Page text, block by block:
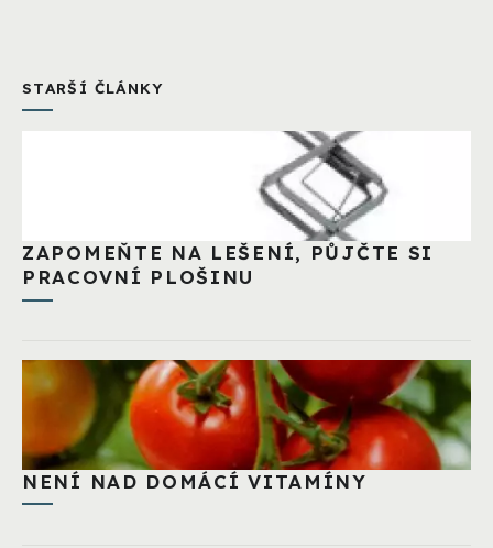
STARŠÍ ČLÁNKY
ZAPOMEŇTE NA LEŠENÍ, PŮJČTE SI
PRACOVNÍ PLOŠINU
NENÍ NAD DOMÁCÍ VITAMÍNY